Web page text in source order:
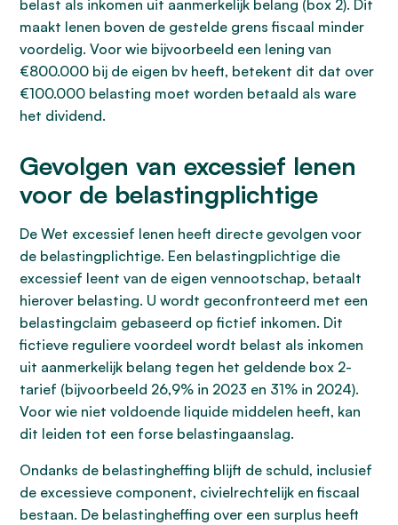
belast als inkomen uit aanmerkelijk belang (box 2). Dit
maakt lenen boven de gestelde grens fiscaal minder
voordelig. Voor wie bijvoorbeeld een lening van
€800.000 bij de eigen bv heeft, betekent dit dat over
€100.000 belasting moet worden betaald als ware
het dividend.
Gevolgen van excessief lenen
voor de belastingplichtige
De Wet excessief lenen heeft directe gevolgen voor
de belastingplichtige. Een belastingplichtige die
excessief leent van de eigen vennootschap, betaalt
hierover belasting. U wordt geconfronteerd met een
belastingclaim gebaseerd op fictief inkomen. Dit
fictieve reguliere voordeel wordt belast als inkomen
uit aanmerkelijk belang tegen het geldende box 2-
tarief (bijvoorbeeld 26,9% in 2023 en 31% in 2024).
Voor wie niet voldoende liquide middelen heeft, kan
dit leiden tot een forse belastingaanslag.
Ondanks de belastingheffing blijft de schuld, inclusief
de excessieve component, civielrechtelijk en fiscaal
bestaan. De belastingheffing over een surplus heeft